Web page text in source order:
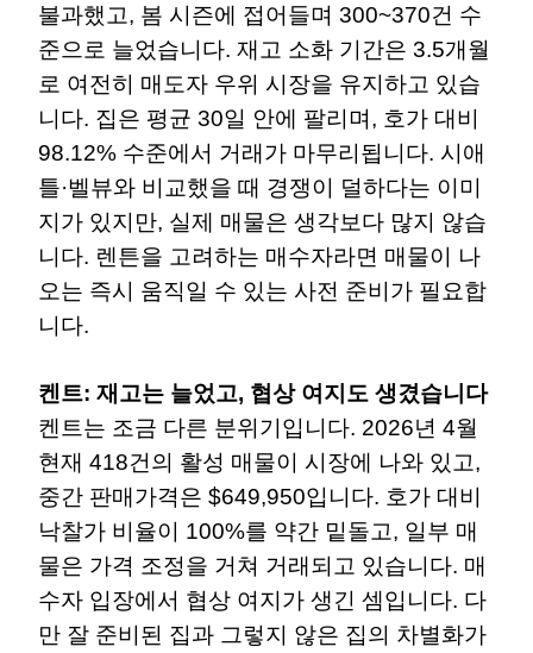
불과했고, 봄 시즌에 접어들며 300~370건 수
준으로 늘었습니다. 재고 소화 기간은 3.5개월
로 여전히 매도자 우위 시장을 유지하고 있습
니다. 집은 평균 30일 안에 팔리며, 호가 대비
98.12% 수준에서 거래가 마무리됩니다. 시애
틀·벨뷰와 비교했을 때 경쟁이 덜하다는 이미
지가 있지만, 실제 매물은 생각보다 많지 않습
니다. 렌튼을 고려하는 매수자라면 매물이 나
오는 즉시 움직일 수 있는 사전 준비가 필요합
니다.
켄트: 재고는 늘었고, 협상 여지도 생겼습니다
켄트는 조금 다른 분위기입니다. 2026년 4월
현재 418건의 활성 매물이 시장에 나와 있고,
중간 판매가격은 $649,950입니다. 호가 대비
낙찰가 비율이 100%를 약간 밑돌고, 일부 매
물은 가격 조정을 거쳐 거래되고 있습니다. 매
수자 입장에서 협상 여지가 생긴 셈입니다. 다
만 잘 준비된 집과 그렇지 않은 집의 차별화가